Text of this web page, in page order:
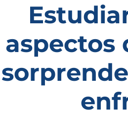
aspectos